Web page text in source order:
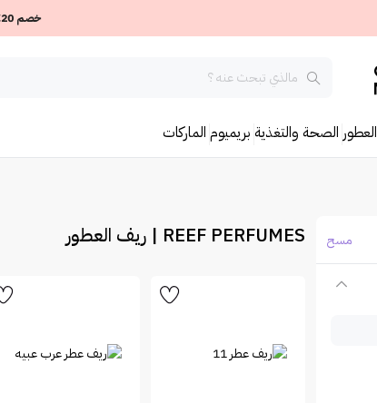
خصم 20٪ على طلبك الأول باستخدام كود NEW20
العطور الصحة والتغذية بريميوم الماركات
مسح REEF PERFUMES | ريف العطور